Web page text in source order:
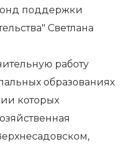
поддержки
Светлана
работу
образованиях
которых